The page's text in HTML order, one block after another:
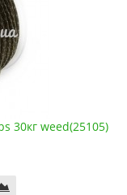
30кг weed(25105)